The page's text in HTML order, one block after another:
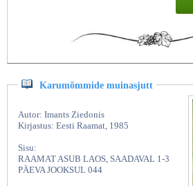
Karumõmmide muinasjutt
Autor: Imants Ziedonis
Kirjastus: Eesti Raamat, 1985
Sisu:
RAAMAT ASUB LAOS, SAADAVAL 1-3
PÄEVA JOOKSUL 044